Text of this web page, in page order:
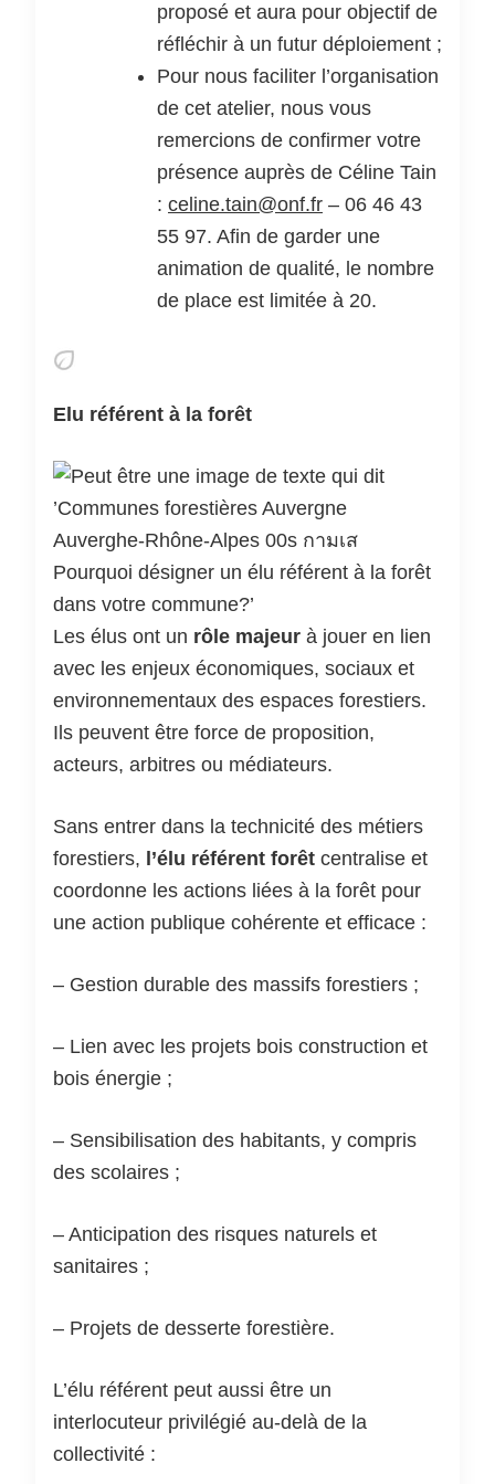
proposé et aura pour objectif de
réfléchir à un futur déploiement ;
Pour nous faciliter l’organisation
de cet atelier, nous vous
remercions de confirmer votre
présence auprès de Céline Tain
: celine.tain@onf.fr – 06 46 43
55 97. Afin de garder une
animation de qualité, le nombre
de place est limitée à 20.
Elu référent à la forêt
Les élus ont un rôle majeur à jouer en lien
avec les enjeux économiques, sociaux et
environnementaux des espaces forestiers.
Ils peuvent être force de proposition,
acteurs, arbitres ou médiateurs.
Sans entrer dans la technicité des métiers
forestiers, l’élu référent forêt centralise et
coordonne les actions liées à la forêt pour
une action publique cohérente et efficace :
– Gestion durable des massifs forestiers ;
– Lien avec les projets bois construction et
bois énergie ;
– Sensibilisation des habitants, y compris
des scolaires ;
– Anticipation des risques naturels et
sanitaires ;
– Projets de desserte forestière.
L’élu référent peut aussi être un
interlocuteur privilégié au-delà de la
collectivité :